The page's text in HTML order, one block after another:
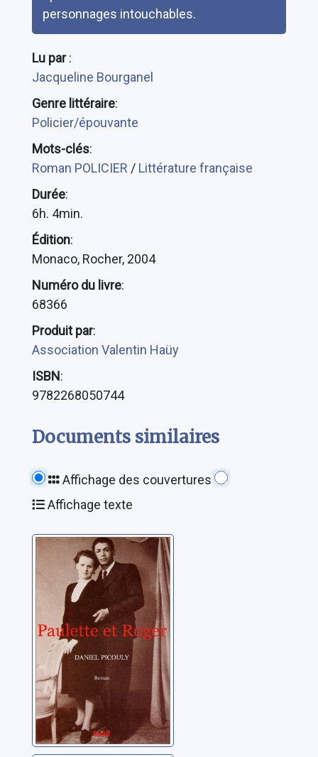
personnages intouchables.
Lu par:
Jacqueline Bourganel
Genre littéraire:
Policier/épouvante
Mots-clés:
Roman POLICIER / Littérature française
Durée:
6h. 4min.
Édition:
Monaco, Rocher, 2004
Numéro du livre:
68366
Produit par:
Association Valentin Haüy
ISBN:
9782268050744
Documents similaires
Affichage des couvertures
Affichage texte
Paulette et Roger
Picouly, Daniel